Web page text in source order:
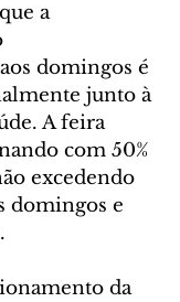
a
domingos é
junto à
A feira
com 50%
excedendo
domingos e
da